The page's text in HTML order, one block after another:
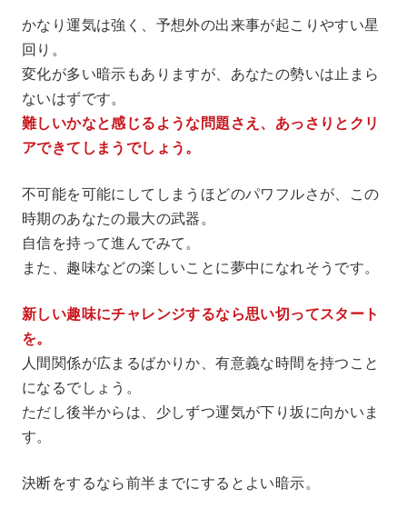
かなり運気は強く、予想外の出来事が起こりやすい星
回り。
変化が多い暗示もありますが、あなたの勢いは止まら
ないはずです。
難しいかなと感じるような問題さえ、あっさりとクリ
アできてしまうでしょう。
不可能を可能にしてしまうほどのパワフルさが、この
時期のあなたの最大の武器。
自信を持って進んでみて。
また、趣味などの楽しいことに夢中になれそうです。
新しい趣味にチャレンジするなら思い切ってスタート
を。
人間関係が広まるばかりか、有意義な時間を持つこと
になるでしょう。
ただし後半からは、少しずつ運気が下り坂に向かいま
す。
決断をするなら前半までにするとよい暗示。